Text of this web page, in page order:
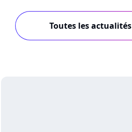
Toutes les actualités